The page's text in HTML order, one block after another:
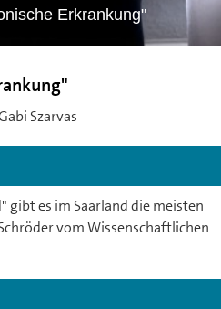
Erkrankung"
Szarvas
gibt es im Saarland die meisten
vom Wissenschaftlichen